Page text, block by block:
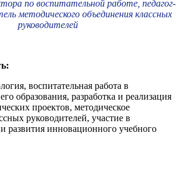
по воспитательной работе, педагог-
методического объединения классных
руководителей
воспитательная работа в
образования, разработка и реализация
проектов, методическое
руководителей, участие в
развития инновационного учебного